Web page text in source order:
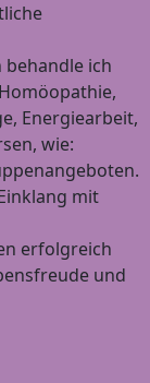
ich
Energiearbeit,
wie:
mit
erfolgreich
und